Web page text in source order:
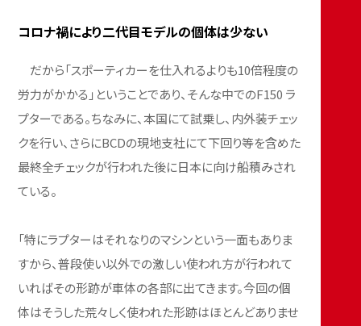
コロナ禍により二代目モデルの個体は少ない
だから「スポーティカーを仕入れるよりも10倍程度の
労力がかかる」ということであり、そんな中でのF150 ラ
プターである。ちなみに、本国にて試乗し、内外装チェッ
クを行い、さらにBCDの現地支社にて下回り等を含めた
最終全チェックが行われた後に日本に向け船積みされ
ている。
「特にラプターはそれなりのマシンという一面もありま
すから、普段使い以外での激しい使われ方が行われて
いればその形跡が車体の各部に出てきます。今回の個
体はそうした荒々しく使われた形跡はほとんどありませ